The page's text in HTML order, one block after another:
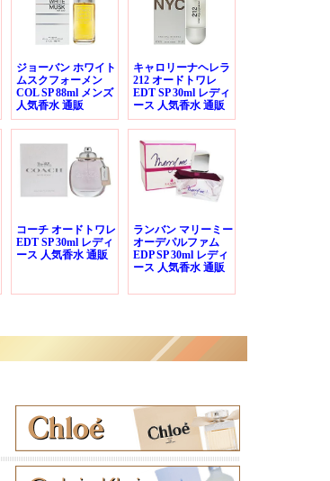
ジョーバン ホワイト
ムスクフォーメン
COL SP 88ml メンズ
人気香水 通販
キャロリーナヘレラ
212 オードトワレ
EDT SP 30ml レディ
ース 人気香水 通販
コーチ オードトワレ
EDT SP 30ml レディ
ース 人気香水 通販
ランバン マリーミー
オーデパルファム
EDP SP 30ml レディ
ース 人気香水 通販